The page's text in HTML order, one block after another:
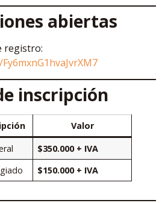
abiertas
registro:
inscripción
Valor
$350.000 + IVA
$150.000 + IVA